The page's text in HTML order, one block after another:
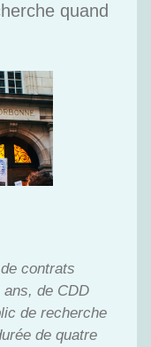
quand
contrats
de CDD
de recherche
de quatre